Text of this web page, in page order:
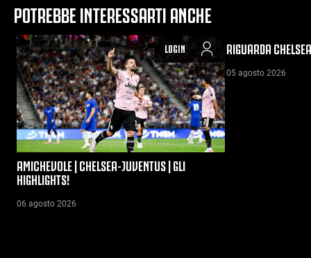
POTREBBE INTERESSARTI ANCHE
LOGIN
AMICHEVOLE | CHELSEA-JUVENTUS | GLI
HIGHLIGHTS!
06 agosto 2026
RIGUARDA
05 agosto 2026